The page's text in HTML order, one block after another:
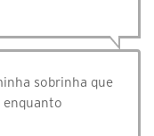
sobrinha que
enquanto